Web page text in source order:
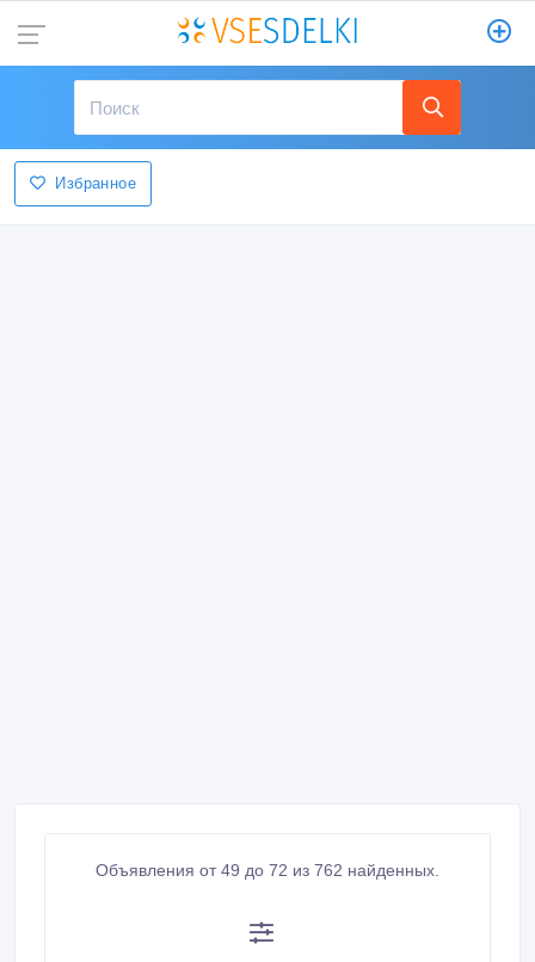
Избранное
Объявления от 49 до 72 из 762 найденных.